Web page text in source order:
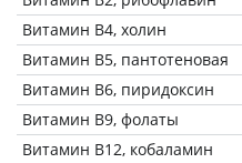
Витамин В4, холин
Витамин В5, пантотеновая
Витамин В6, пиридоксин
Витамин В9, фолаты
Витамин В12, кобаламин